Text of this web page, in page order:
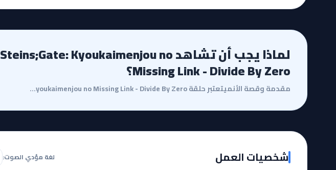
لماذا يجب أن تشاهد Steins;Gate: Kyoukaimenjou no
Missing Link - Divide By Zero؟
مقدمة وقصة الأنميتعتبر حلقة Steins;Gate: Kyoukaimenjou no Missing Link - Divide By Zero بمثابة الجسر...
شخصيات العمل لغة مؤدي الصوت: